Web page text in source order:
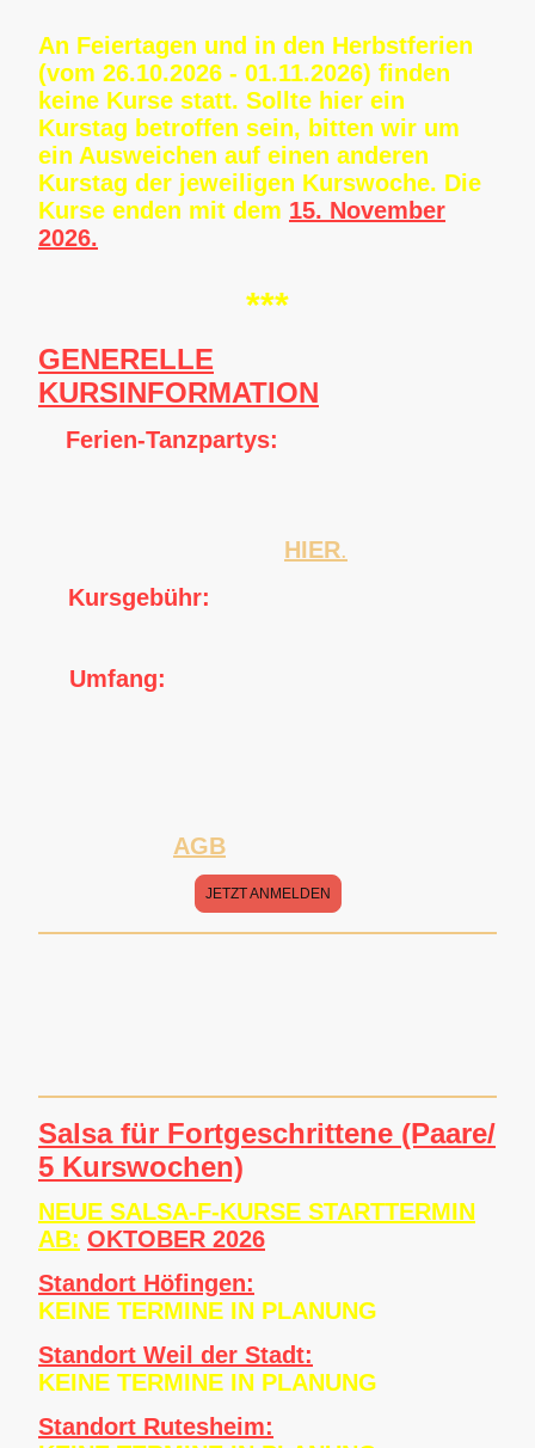
An Feiertagen und in den Herbstferien
(vom 26.10.2026 - 01.11.2026) finden
keine Kurse statt. Sollte hier ein
Kurstag betroffen sein, bitten wir um
ein Ausweichen auf einen anderen
Kurstag der jeweiligen Kurswoche. Die
Kurse enden mit dem 15. November
2026.
***
GENERELLE
KURSINFORMATION
Ferien-Tanzpartys:
HIER.
Kursgebühr:
Umfang:
AGB
JETZT ANMELDEN
Salsa für Fortgeschrittene (Paare/
5 Kurswochen)
NEUE SALSA-F-KURSE STARTTERMIN
AB: OKTOBER 2026
Standort Höfingen:
KEINE TERMINE IN PLANUNG
Standort Weil der Stadt:
KEINE TERMINE IN PLANUNG
Standort Rutesheim: